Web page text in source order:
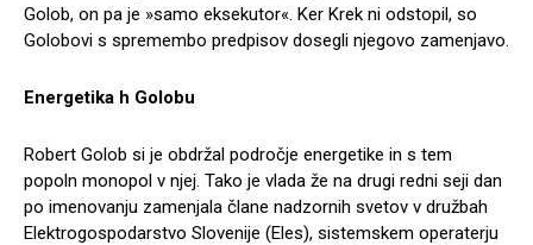
Golob, on pa je »samo eksekutor«. Ker Krek ni odstopil, so
Golobovi s spremembo predpisov dosegli njegovo zamenjavo.
Energetika h Golobu
Robert Golob si je obdržal področje energetike in s tem
popoln monopol v njej. Tako je vlada že na drugi redni seji dan
po imenovanju zamenjala člane nadzornih svetov v družbah
Elektrogospodarstvo Slovenije (Eles), sistemskem operaterju